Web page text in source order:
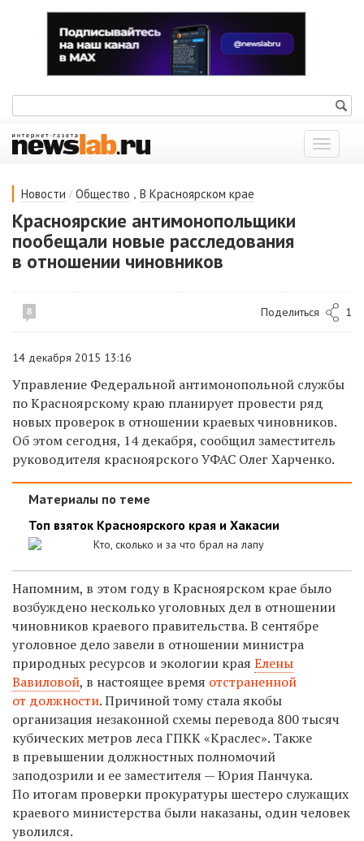
Показать
меню
Новости / Общество , В Красноярском крае
Красноярские антимонопольщики
пообещали новые расследования
в отношении чиновников
8 Поделиться 1
14 декабря 2015 13:16
Управление Федеральной антимонопольной службы
по Красноярскому краю планирует провести ряд
новых проверок в отношении краевых чиновников.
Об этом сегодня, 14 декабря, сообщил заместитель
руководителя красноярского УФАС Олег Харченко.
Материалы по теме
Топ взяток Красноярского края и Хакасии
Кто, сколько и за что брал на лапу
Напомним, в этом году в Красноярском крае было
возбуждено несколько уголовных дел в отношении
чиновников краевого правительства. В сентябре
уголовное дело завели в отношении министра
природных ресурсов и экологии края Елены
Вавиловой, в настоящее время отстраненной
от должности. Причиной тому стала якобы
организация незаконной схемы перевода 800 тысяч
кубических метров леса ГПКК «Краслес». Также
в превышении должностных полномочий
заподозрили и ее заместителя — Юрия Панчука.
По итогам проверки прокуратуры шестеро служащих
краевого министерства были наказаны, один человек
уволился.